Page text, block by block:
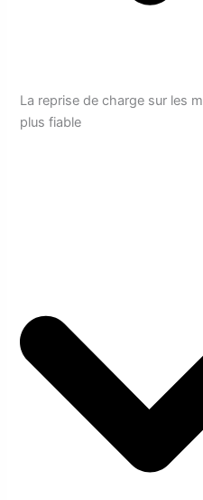
La reprise de charge sur les
plus fiable